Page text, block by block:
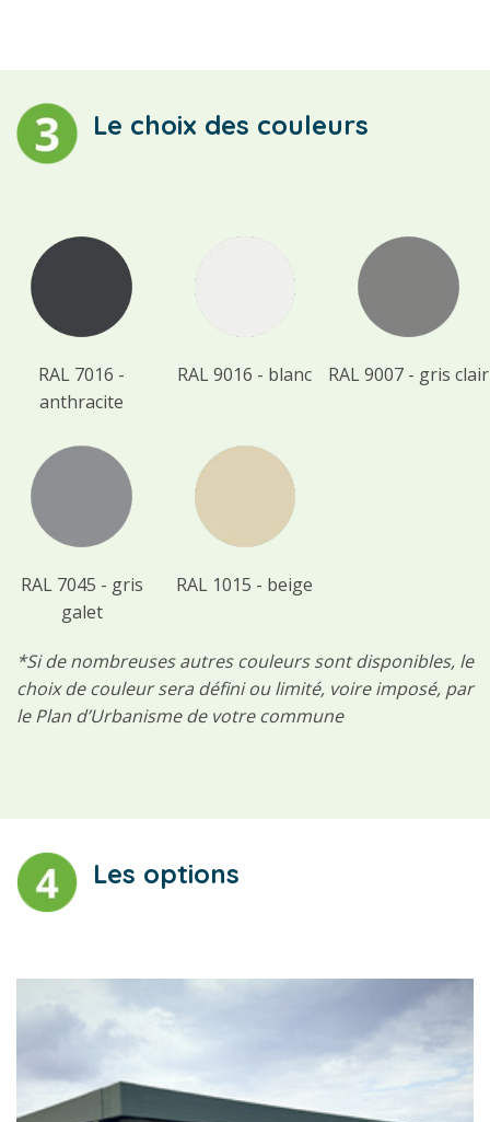
Le choix des couleurs
RAL 7016 -
anthracite
RAL 9016 - blanc RAL 9007 - gris clair
RAL 7045 - gris
galet
RAL 1015 - beige
*Si de nombreuses autres couleurs sont disponibles, le
choix de couleur sera défini ou limité, voire imposé, par
le Plan d’Urbanisme de votre commune
Les options